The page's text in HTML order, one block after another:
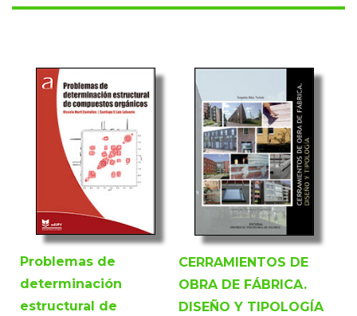
Problemas de
determinación
estructural de
CERRAMIENTOS DE
OBRA DE FÁBRICA.
DISEÑO Y TIPOLOGÍA